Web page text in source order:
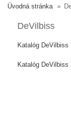
Úvodná stránka »
DeVilbiss
Katalóg
Katalóg